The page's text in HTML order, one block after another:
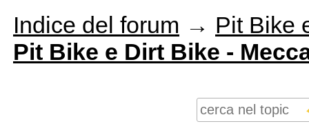
Indice del forum → Pit Bike
Pit Bike e Dirt Bike -